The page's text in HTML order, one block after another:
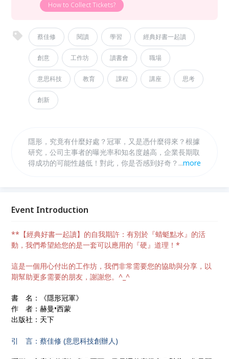
How to Collect Tickets?
蔡佳修 閱讀 學習 經典好書一起讀
創意 工作坊 讀書會 職場
意思科技 教育 課程 講座 思考
創新
隱形，究竟有什麼好處？冠軍，又是憑什麼得來？根據
研究，公司主事者的曝光率和知名度越高，企業長期取
得成功的可能性越低！對此，你是否感到好奇？ ...more
Event Introduction
** 【經典好書一起讀】的自我期許：有別於『蜻蜓點水』的活
動，我們希望給您的是一套可以應用的『硬』道理！*
這是一個用心付出的工作坊，我們非常需要您的協助與分享，以
期幫助更多需要的朋友，謝謝您。^_^
書 名：《隱形冠軍》
作 者：赫曼•西蒙
出版社：天下
引 言：蔡佳修 (意思科技創辦人)